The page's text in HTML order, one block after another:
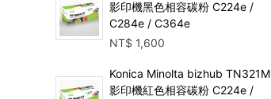
影印機黑色相容碳粉 C224e /
C284e / C364e
NT$ 1,600
Konica Minolta bizhub TN321M
影印機紅色相容碳粉 C224e /